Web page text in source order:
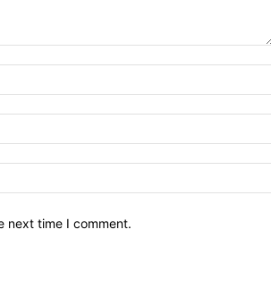
next time I comment.